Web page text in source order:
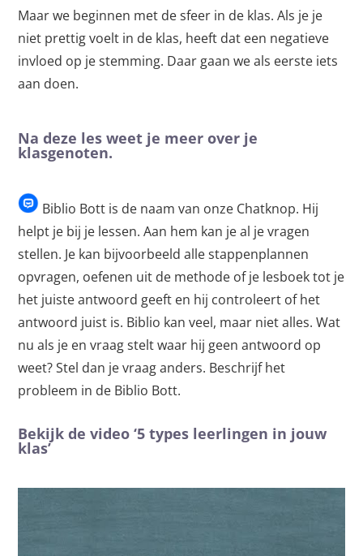
Maar we beginnen met de sfeer in de klas. Als je je
niet prettig voelt in de klas, heeft dat een negatieve
invloed op je stemming. Daar gaan we als eerste iets
aan doen.
Na deze les weet je meer over je
klasgenoten.
Biblio Bott is de naam van onze Chatknop. Hij
helpt je bij je lessen. Aan hem kan je al je vragen
stellen. Je kan bijvoorbeeld alle stappenplannen
opvragen, oefenen uit de methode of je lesboek tot je
het juiste antwoord geeft en hij controleert of het
antwoord juist is. Biblio kan veel, maar niet alles. Wat
nu als je en vraag stelt waar hij geen antwoord op
weet? Stel dan je vraag anders. Beschrijf het
probleem in de Biblio Bott.
Bekijk de video ‘5 types leerlingen in jouw
klas’